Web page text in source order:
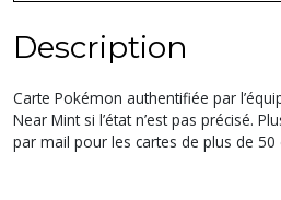
Description
Carte Pokémon authentifiée par
Near Mint si l’état n’est pas précisé.
par mail pour les cartes de plus de 50